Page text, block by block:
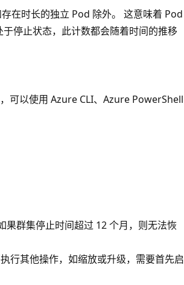
在时长的独立 Pod 除外。 这意味着 Pod
停止状态，此计数都会随着时间的推移
可以使用 Azure CLI、 Azure PowerShell
果群集停止时间超过 12 个月，则无法恢
行其他操作，如缩放或升级，需要首先启